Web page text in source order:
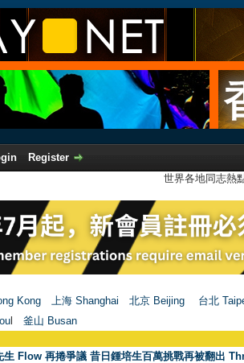
Register
世界各地同志熱
Kong 上海 Shanghai 北京 Beijing 台北
釜山 Busan
生 Flow 再捲爭議 昔日鍾培生百萬挑戰再被翻出